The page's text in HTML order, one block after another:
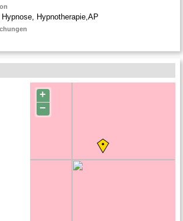
Hypnose, Hypnotherapie,AP
+
−